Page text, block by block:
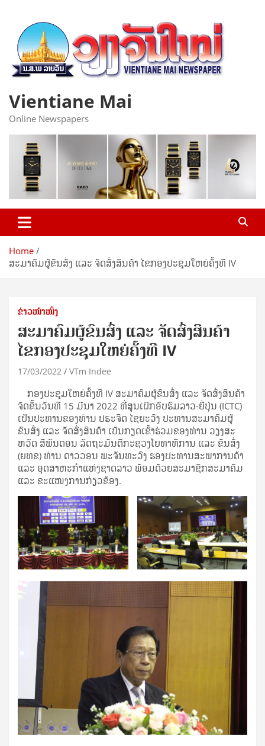
content
Vientiane Mai
Online Newspapers
Home
ສະມາຄົມຜູ້ຂົນສົ່ງ ແລະ ຈັດສົ່ງສິນຄ້າ ໄຂກອງປະຊຸມໃຫຍ່ຄັ້ງທີ IV
ຂ່າວໜ້າໜຶ່ງ
ສະມາຄົມຜູ້ຂົນສົ່ງ ແລະ ຈັດສົ່ງສິນຄ້າ
ໄຂກອງປະຊຸມໃຫຍ່ຄັ້ງທີ IV
17/03/2022 VTm Indee
ກອງປະຊຸມໃຫຍ່ຄັ້ງທີ IV ສະມາຄົມຜູ້ຂົນສົ່ງ ແລະ ຈັດສົ່ງສິນຄ້າ
ຈັດຂຶ້ນວັນທີ 15 ມີນາ 2022 ທີ່ສູນເຝິກອົບຮົມລາວ-ຍີ່ປຸ່ນ (ICTC)
ເປັນປະທານຂອງທ່ານ ປຣະຈິດ ໄຊຍະວົງ ປະທານສະມາຄົມຜູ້
ຂົນສົ່ງ ແລະ ຈັດສົ່ງສິນຄ້າ ເປັນກຽດເຂົ້າຮ່ວມຂອງທ່ານ ວຽງສະ
ຫວັດ ສີພັນດອນ ລັດຖະມົນຕີກະຊວງໂຍທາທິການ ແລະ ຂົນສົ່ງ
(ຍທຂ) ທ່ານ ດາວວອນ ພະຈັນທະວົງ ຮອງປະທານສະພາການຄ້າ
ແລະ ອຸດສາຫະກຳແຫ່ງຊາດລາວ ພ້ອມດ້ວຍສະມາຊິກສະມາຄົມ
ແລະ ຂະແໜງການກ່ຽວຂ້ອງ.